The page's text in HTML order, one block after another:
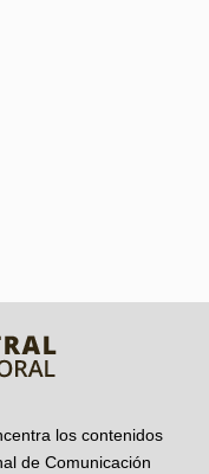
los contenidos
de Comunicación